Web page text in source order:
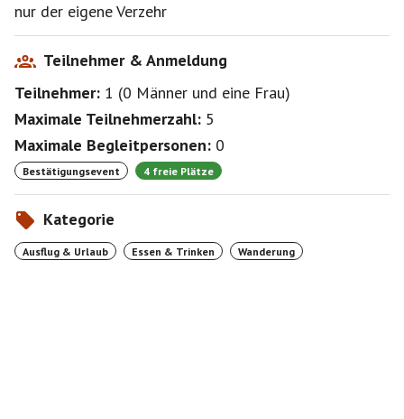
nur der eigene Verzehr
Teilnehmer & Anmeldung
Teilnehmer: 1 (0 Männer und eine Frau)
Maximale Teilnehmerzahl: 5
Maximale Begleitpersonen: 0
Bestätigungsevent 4 freie Plätze
Kategorie
Ausflug & Urlaub Essen & Trinken Wanderung